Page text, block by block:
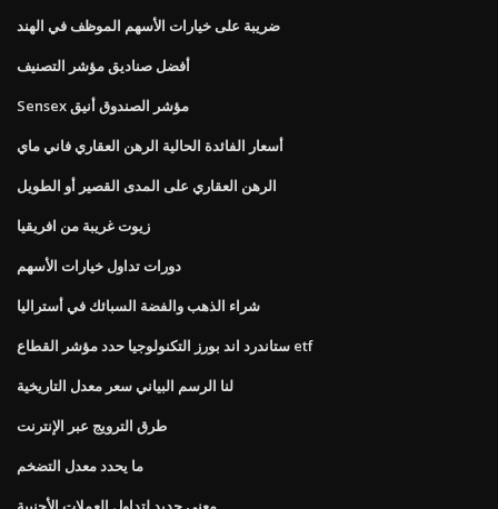
ضريبة على خيارات الأسهم الموظف في الهند
أفضل صناديق مؤشر التصنيف
Sensex مؤشر الصندوق أنيق
أسعار الفائدة الحالية الرهن العقاري فاني ماي
الرهن العقاري على المدى القصير أو الطويل
زيوت غريبة من افريقيا
دورات تداول خيارات الأسهم
شراء الذهب والفضة السبائك في أستراليا
ستاندرد اند بورز التكنولوجيا حدد مؤشر القطاع etf
لنا الرسم البياني سعر معدل التاريخية
طرق الترويج عبر الإنترنت
ما يحدد معدل التضخم